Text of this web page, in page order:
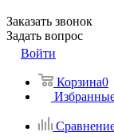
Заказать звонок
Задать вопрос
Войти
Корзина0